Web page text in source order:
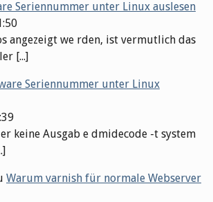
Seriennummer unter Linux auslesen
angezeigt we rden, ist vermutlich das
[...]
Seriennummer unter Linux
keine Ausgab e dmidecode -t system
Warum varnish für normale Webserver